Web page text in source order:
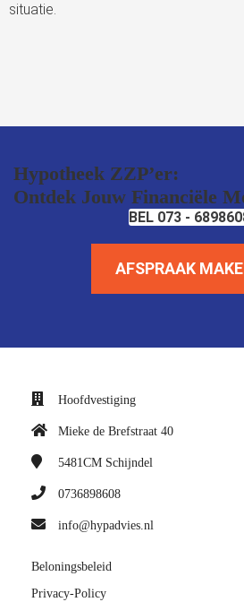
situatie.
Hypotheek ZZP’er:
Ontdek Jouw Financiële
BEL 073 -
AFSPRAAK
Hoofdvestiging
Mieke de Brefstraat 40
5481CM Schijndel
0736898608
info@hypadvies.nl
Beloningsbeleid
Privacy-Policy